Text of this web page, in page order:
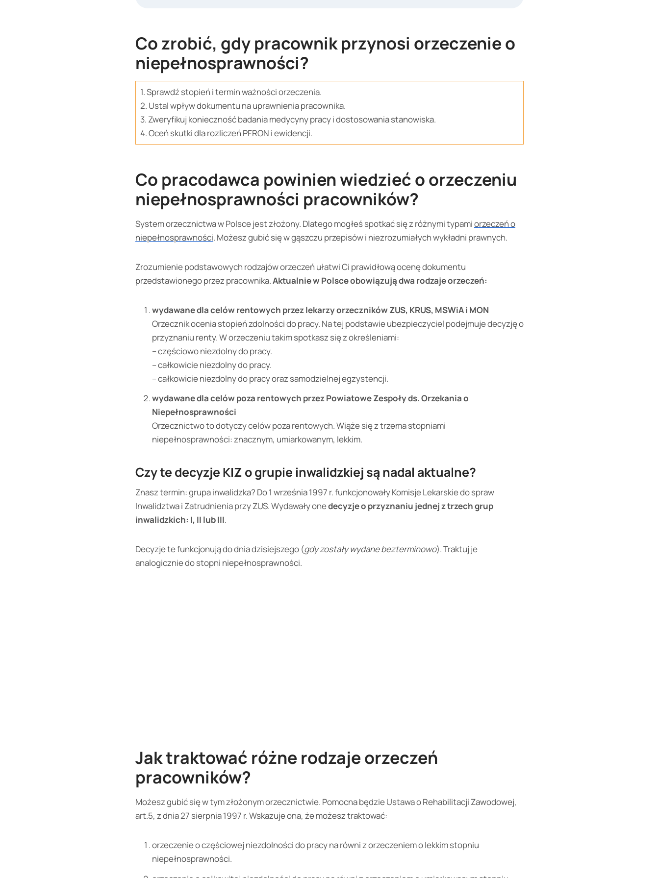
Co zrobić, gdy pracownik przynosi orzeczenie o
niepełnosprawności?
1. Sprawdź stopień i termin ważności orzeczenia.
2. Ustal wpływ dokumentu na uprawnienia pracownika.
3. Zweryfikuj konieczność badania medycyny pracy i dostosowania stanowiska.
4. Oceń skutki dla rozliczeń PFRON i ewidencji.
Co pracodawca powinien wiedzieć o orzeczeniu
niepełnosprawności pracowników?
System orzecznictwa w Polsce jest złożony. Dlatego mogłeś spotkać się z różnymi typamiorzeczeń o
niepełnosprawności. Możesz gubić się w gąszczu przepisów i niezrozumiałych wykładni prawnych.
Zrozumienie podstawowych rodzajów orzeczeń ułatwi Ci prawidłową ocenę dokumentu
przedstawionego przez pracownika.Aktualnie w Polsce obowiązują dwa rodzaje orzeczeń:
wydawane dla celów rentowych przez lekarzy orzeczników ZUS, KRUS, MSWiA i MON
Orzecznik ocenia stopień zdolności do pracy. Na tej podstawie ubezpieczyciel podejmuje decyzję o
przyznaniu renty. W orzeczeniu takim spotkasz się z określeniami:
– częściowo niezdolny do pracy.
– całkowicie niezdolny do pracy.
– całkowicie niezdolny do pracy oraz samodzielnej egzystencji.
wydawane dla celów poza rentowych przez Powiatowe Zespoły ds. Orzekania o
Niepełnosprawności
Orzecznictwo to dotyczy celów poza rentowych. Wiąże się z trzema stopniami
niepełnosprawności: znacznym, umiarkowanym, lekkim.
Czy te decyzje KIZ o grupie inwalidzkiej są nadal aktualne?
Znasz termin: grupa inwalidzka? Do 1 września 1997 r. funkcjonowały Komisje Lekarskie do spraw
Inwalidztwa i Zatrudnienia przy ZUS. Wydawały onedecyzje o przyznaniu jednej z trzech grup
inwalidzkich: I, II lub III.
Decyzje te funkcjonują do dnia dzisiejszego (gdy zostały wydane bezterminowo). Traktuj je
analogicznie do stopni niepełnosprawności.
Jak traktować różne rodzaje orzeczeń
pracowników?
Możesz gubić się w tym złożonym orzecznictwie. Pomocna będzie Ustawa o Rehabilitacji Zawodowej,
art.5, z dnia 27 sierpnia 1997 r. Wskazuje ona, że możesz traktować:
orzeczenie o częściowej niezdolności do pracy na równi z orzeczeniem o lekkim stopniu
niepełnosprawności.